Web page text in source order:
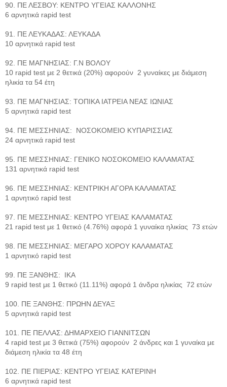
90. ΠΕ ΛΕΣΒΟΥ: ΚΕΝΤΡΟ ΥΓΕΙΑΣ ΚΑΛΛΟΝΗΣ
6 αρνητικά rapid test
91. ΠΕ ΛΕΥΚΑΔΑΣ: ΛΕΥΚΑΔΑ
10 αρνητικά rapid test
92. ΠΕ ΜΑΓΝΗΣΙΑΣ: Γ.Ν ΒΟΛΟΥ
10 rapid test με 2 θετικά (20%) αφορούν 2 γυναίκες με διάμεση
ηλικία τα 54 έτη
93. ΠΕ ΜΑΓΝΗΣΙΑΣ: ΤΟΠΙΚΑ ΙΑΤΡΕΙΑ ΝΕΑΣ ΙΩΝΙΑΣ
5 αρνητικά rapid test
94. ΠΕ ΜΕΣΣΗΝΙΑΣ: ΝΟΣΟΚΟΜΕΙΟ ΚΥΠΑΡΙΣΣΙΑΣ
24 αρνητικά rapid test
95. ΠΕ ΜΕΣΣΗΝΙΑΣ: ΓΕΝΙΚΟ ΝΟΣΟΚΟΜΕΙΟ ΚΑΛΑΜΑΤΑΣ
131 αρνητικά rapid test
96. ΠΕ ΜΕΣΣΗΝΙΑΣ: ΚΕΝΤΡΙΚΗ ΑΓΟΡΑ ΚΑΛΑΜΑΤΑΣ
1 αρνητικό rapid test
97. ΠΕ ΜΕΣΣΗΝΙΑΣ: ΚΕΝΤΡΟ ΥΓΕΙΑΣ ΚΑΛΑΜΑΤΑΣ
21 rapid test με 1 θετικό (4.76%) αφορά 1 γυναίκα ηλικίας 73 ετών
98. ΠΕ ΜΕΣΣΗΝΙΑΣ: ΜΕΓΑΡΟ ΧΟΡΟΥ ΚΑΛΑΜΑΤΑΣ
1 αρνητικό rapid test
99. ΠΕ ΞΑΝΘΗΣ: ΙΚΑ
9 rapid test με 1 θετικό (11.11%) αφορά 1 άνδρα ηλικίας 72 ετών
100. ΠΕ ΞΑΝΘΗΣ: ΠΡΩΗΝ ΔΕΥΑΞ
5 αρνητικά rapid test
101. ΠΕ ΠΕΛΛΑΣ: ΔΗΜΑΡΧΕΙΟ ΓΙΑΝΝΙΤΣΩΝ
4 rapid test με 3 θετικά (75%) αφορούν 2 άνδρες και 1 γυναίκα με
διάμεση ηλικία τα 48 έτη
102. ΠΕ ΠΙΕΡΙΑΣ: ΚΕΝΤΡΟ ΥΓΕΙΑΣ ΚΑΤΕΡΙΝΗ
6 αρνητικά rapid test